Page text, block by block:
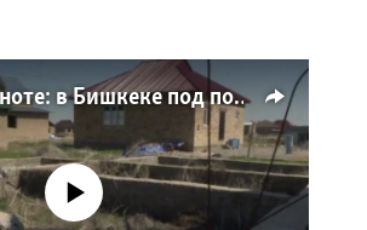
Погром в темноте: в Бишкеке под покровом ночи неизвестные на тракторе снесли три десятка частных домов
source currently available